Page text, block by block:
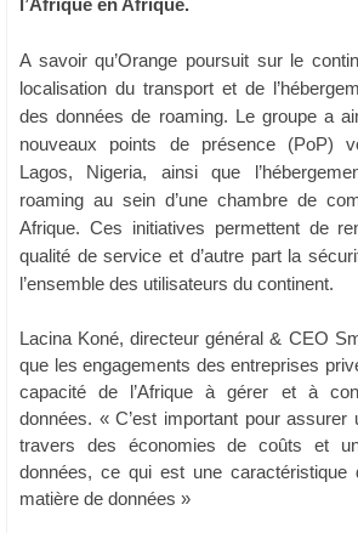
A savoir qu’Orange poursuit sur le
localisation du transport et de
des données de roaming. Le groupe a
nouveaux points de présence (PoP)
Lagos, Nigeria, ainsi que
roaming au sein d’une chambre de
Afrique. Ces initiatives permettent de
qualité de service et d’autre part la
l’ensemble des utilisateurs du continent.
Lacina Koné, directeur général & CEO
que les engagements des entreprises
capacité de l’Afrique à gérer et à
données. « C’est important pour
travers des économies de coûts et
données, ce qui est une caractéristique
matière de données »